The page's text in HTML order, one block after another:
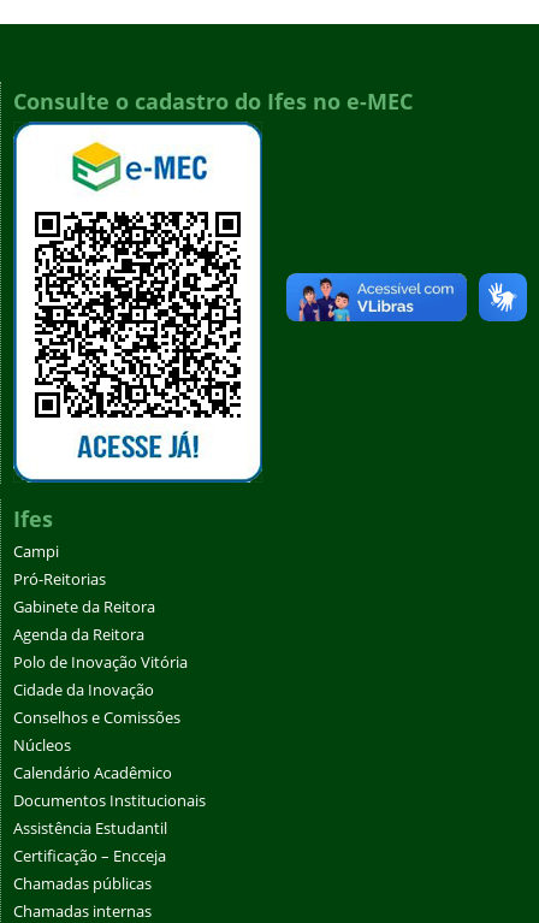
Consulte o cadastro do Ifes no e-MEC
Ifes
Campi
Pró-Reitorias
Gabinete da Reitora
Agenda da Reitora
Polo de Inovação Vitória
Cidade da Inovação
Conselhos e Comissões
Núcleos
Calendário Acadêmico
Documentos Institucionais
Assistência Estudantil
Certificação – Encceja
Chamadas públicas
Chamadas internas